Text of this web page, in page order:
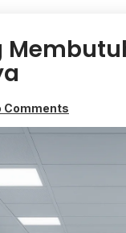
Comments